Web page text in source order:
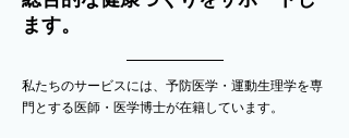
ます。
私たちのサービスには、予防医学・運動生理学を専
門とする医師・医学博士が在籍しています。